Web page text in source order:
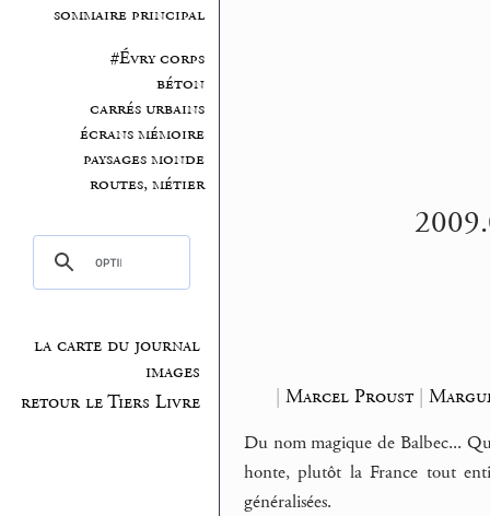
sommaire principal
#Évry corps
béton
carrés urbains
écrans mémoire
paysages monde
routes, métier
la carte du journal
images
retour le Tiers Livre
| Marcel Proust|
Du nom magique de Balbec...
honte, plutôt la France tout
généralisées.